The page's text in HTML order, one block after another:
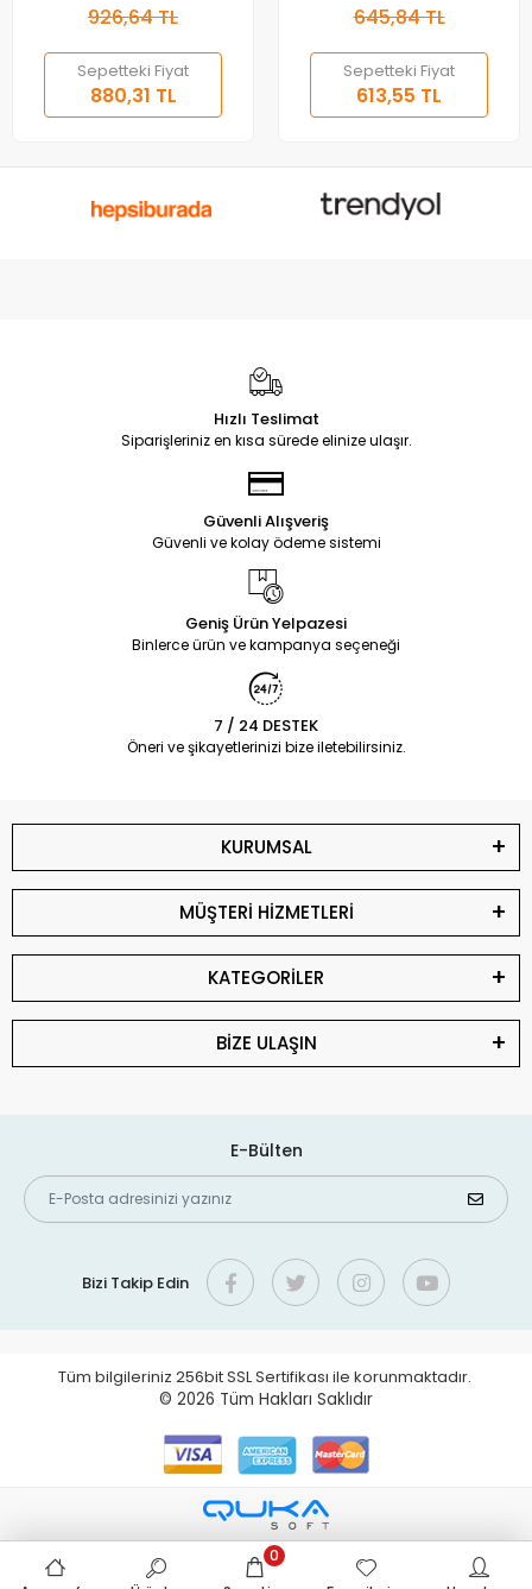
926,64 TL
Sepetteki Fiyat
880,31 TL
645,84 TL
Sepetteki Fiyat
613,55 TL
Hızlı Teslimat
Siparişleriniz en kısa sürede elinize ulaşır.
Güvenli Alışveriş
Güvenli ve kolay ödeme sistemi
Geniş Ürün Yelpazesi
Binlerce ürün ve kampanya seçeneği
7 / 24 DESTEK
Öneri ve şikayetlerinizi bize iletebilirsiniz.
KURUMSAL
MÜŞTERİ HİZMETLERİ
KATEGORİLER
BİZE ULAŞIN
E-Bülten
Bizi Takip Edin
Tüm bilgileriniz 256bit SSL Sertifikası ile korunmaktadır.
© 2026 Tüm Hakları Saklıdır
0